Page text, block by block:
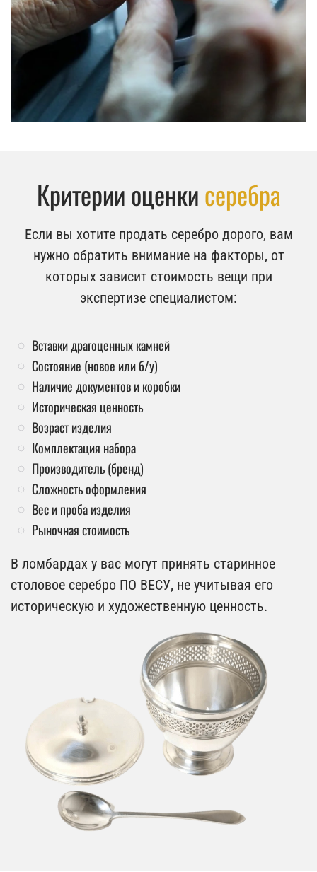
Критерии оценкисеребра
Если вы хотите продать серебро дорого, вам
нужно обратить внимание на факторы, от
которых зависит стоимость вещи при
экспертизе специалистом:
Вставки драгоценных камней
Состояние (новое или б/у)
Наличие документов и коробки
Историческая ценность
Возраст изделия
Комплектация набора
Производитель (бренд)
Сложность оформления
Вес и проба изделия
Рыночная стоимость
В ломбардах у вас могут принять старинное
столовое серебро ПО ВЕСУ, не учитывая его
историческую и художественную ценность.